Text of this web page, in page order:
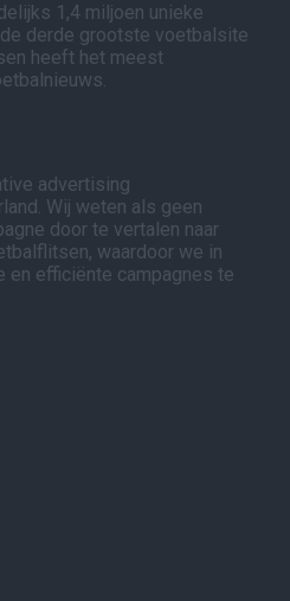
1,4 miljoen unieke
derde grootste voetbalsite
heeft het meest
advertising
Wij weten als geen
door te vertalen naar
waardoor we in
en efficiënte campagnes te